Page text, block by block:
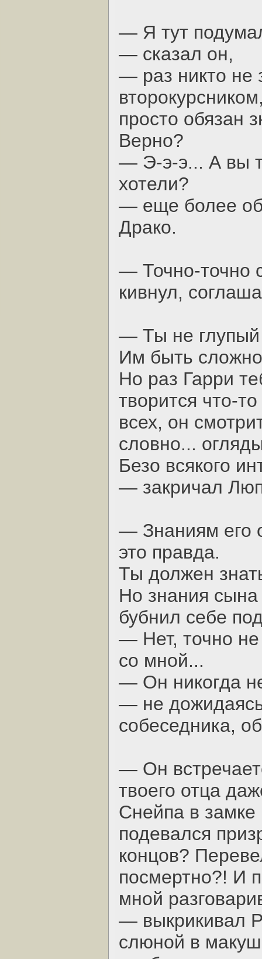
— Я тут
— сказал он,
— раз никто не
просто обязан
Верно?
— Э-э-э... А вы
хотели?
— еще более
Драко.
— Точно-точно
кивнул,
— Ты не
Им быть
Но раз Гарри
творится что-
всех, он
словно...
Безо всякого
— закричал
— Знаниям его
это правда.
Ты должен
Но знания
бубнил себе
— Нет, точно
со мной...
— Он никогда
— не
собеседника,
— Он
твоего отца
Снейпа в замке
подевался
концов?
посмертно?! И
мной
— выкрикивал
слюной в